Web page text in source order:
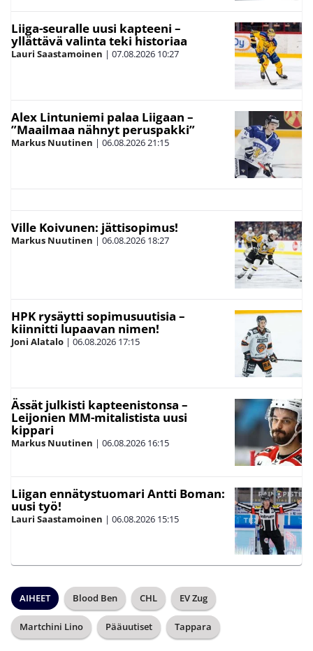
Liiga-seuralle uusi kapteeni –
yllättävä valinta teki historiaa
Lauri Saastamoinen | 07.08.2026 10:27
Alex Lintuniemi palaa Liigaan –
”Maailmaa nähnyt peruspakki”
Markus Nuutinen | 06.08.202621:15
Ville Koivunen: jättisopimus!
Markus Nuutinen | 06.08.2026 18:27
HPK rysäytti sopimusuutisia –
kiinnitti lupaavan nimen!
Joni Alatalo | 06.08.2026 17:15
Ässät julkisti kapteenistonsa –
Leijonien MM-mitalistista uusi
kippari
Markus Nuutinen | 06.08.2026 16:15
Liigan ennätystuomari Antti Boman:
uusi työ!
Lauri Saastamoinen | 06.08.2026 15:15
AIHEET Blood Ben CHL EV Zug
Martchini Lino Pääuutiset Tappara